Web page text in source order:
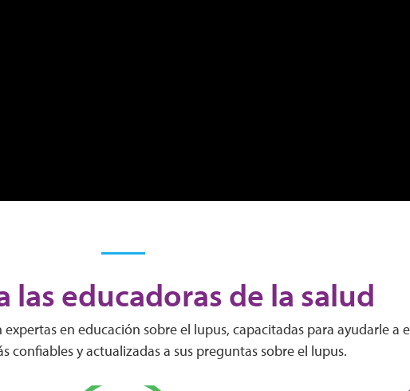
las educadoras de la salud
en educación sobre el lupus, capacitadas para ayudarle a
confiables y actualizadas a sus preguntas sobre el lupus.